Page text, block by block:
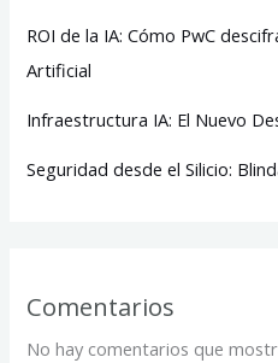
ROI de la IA: Cómo PwC
Artificial
Infraestructura IA: El Nuevo
Seguridad desde el Silicio:
Comentarios
No hay comentarios que